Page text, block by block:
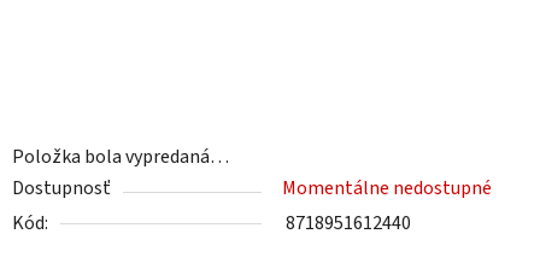
Položka bola vypredaná…
Dostupnosť
Momentálne nedostupné
Kód:
8718951612440